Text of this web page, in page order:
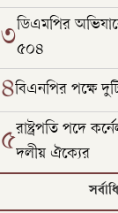
৩ডিএমপির
৫০৪
৪বিএনপির পক্ষে
৫রাষ্ট্রপতি পদে
দলীয় ঐক্যের